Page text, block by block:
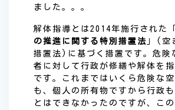
ました。。。
解体指導とは2014年施行された「
の推進に関する特別措置法 」(空
措置法)に基づく措置です。危険
者に対して行政が修繕や解体を
です。これまではいくら危険な
も、個人の所有物ですから行政
とはできなかったのですが、こ